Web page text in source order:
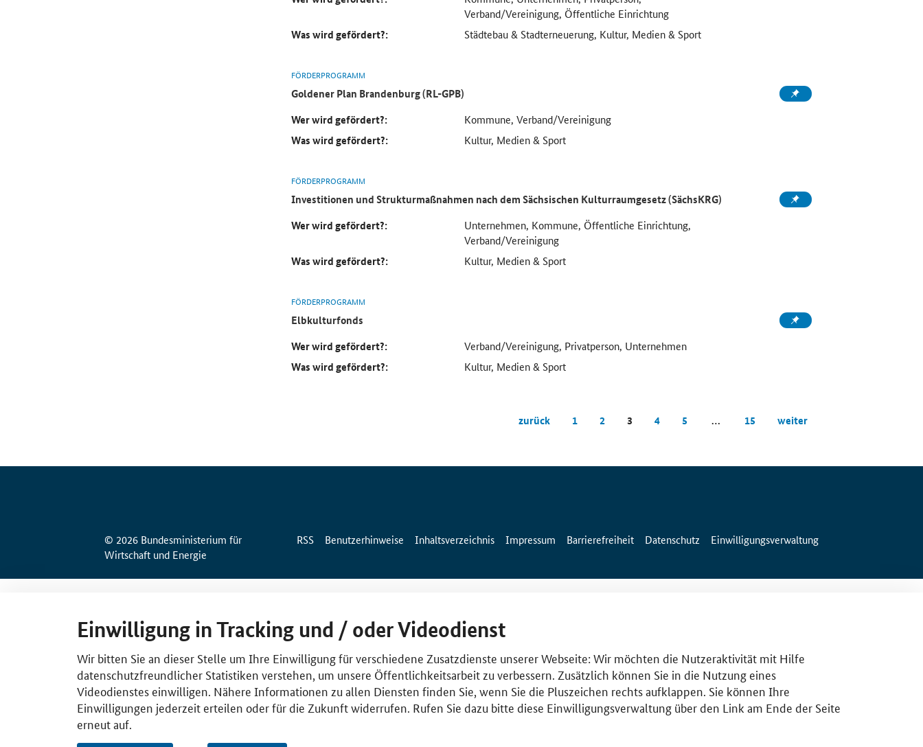
Verband/Vereinigung, Öffentliche Einrichtung
Was wird gefördert?: Städtebau & Stadterneuerung, Kultur, Medien & Sport
FÖRDERPROGRAMM
Goldener Plan Brandenburg (RL-GPB)
Wer wird gefördert?:
Kommune, Verband/Vereinigung
Was wird gefördert?: Kultur, Medien & Sport
FÖRDERPROGRAMM
Investitionen und Strukturmaßnahmen nach dem Sächsischen Kulturraumgesetz (SächsKRG)
Wer wird gefördert?:
Unternehmen, Kommune, Öffentliche Einrichtung,
Verband/Vereinigung
Was wird gefördert?: Kultur, Medien & Sport
FÖRDERPROGRAMM
Elbkulturfonds
Wer wird gefördert?:
Verband/Vereinigung, Privatperson, Unternehmen
Was wird gefördert?: Kultur, Medien & Sport
zurück 1 2 3 4 5 … 15 weiter
© 2026 Bundesministerium für
Wirtschaft und Energie
RSS Benutzerhinweise Inhaltsverzeichnis Impressum Barrierefreiheit Datenschutz Einwilligungsverwaltung
Einwilligung in Tracking und / oder Videodienst
Wir bitten Sie an dieser Stelle um Ihre Einwilligung für verschiedene Zusatzdienste unserer Webseite: Wir möchten die Nutzeraktivität mit Hilfe
datenschutzfreundlicher Statistiken verstehen, um unsere Öffentlichkeitsarbeit zu verbessern. Zusätzlich können Sie in die Nutzung eines
Videodienstes einwilligen. Nähere Informationen zu allen Diensten finden Sie, wenn Sie die Pluszeichen rechts aufklappen. Sie können Ihre
Einwilligungen jederzeit erteilen oder für die Zukunft widerrufen. Rufen Sie dazu bitte diese Einwilligungsverwaltung über den Link am Ende der Seite
erneut auf.